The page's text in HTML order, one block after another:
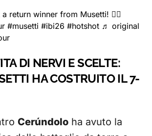
a return winner from Musetti! 🧙‍♂️
#musetti #ibi26 #hotshot ♬ original
DI NERVI E SCELTE:
HA COSTRUITO IL 7-
Cerúndolo ha avuto la